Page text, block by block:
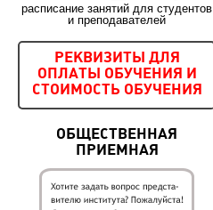
расписание занятий для студентов
и преподавателей
РЕКВИЗИТЫ ДЛЯ
ОПЛАТЫ ОБУЧЕНИЯ И
СТОИМОСТЬ ОБУЧЕНИЯ
ОБЩЕСТВЕННАЯ
ПРИЕМНАЯ